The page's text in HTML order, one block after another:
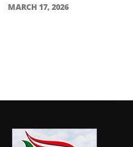
MARCH 17, 2026